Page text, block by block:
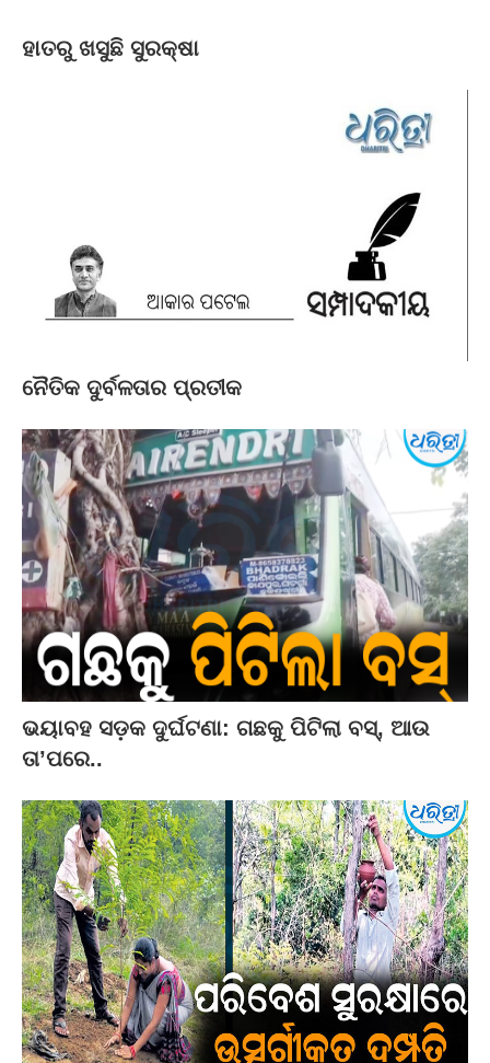
ହାତରୁ ଖସୁଛି ସୁରକ୍ଷା
ନୈତିକ ଦୁର୍ବଳତାର ପ୍ରତୀକ
ଭୟାବହ ସଡ଼କ ଦୁର୍ଘଟଣା: ଗଛକୁ ପିଟିଲା ବସ୍‌, ଆଉ
ତା’ପରେ..